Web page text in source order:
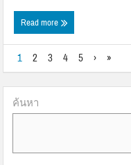
Read more
1 2 3 4 5 › »
ค้นหา